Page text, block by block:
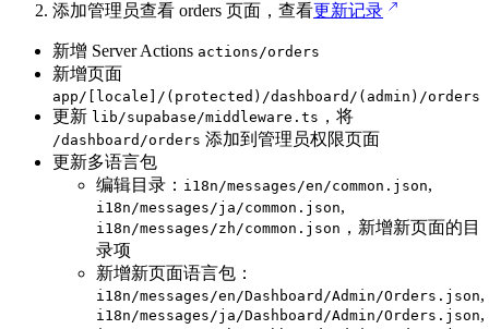
添加管理员查看 orders 页面，查看更新记录
新增 Server Actions actions/orders
新增页面
app/[locale]/(protected)/dashboard/(admin)/orders
更新 lib/supabase/middleware.ts ，将
/dashboard/orders 添加到管理员权限页面
更新多语言包
编辑目录： i18n/messages/en/common.json,
i18n/messages/ja/common.json,
i18n/messages/zh/common.json ，新增新页面的目
录项
新增新页面语言包：
i18n/messages/en/Dashboard/Admin/Orders.json,
i18n/messages/ja/Dashboard/Admin/Orders.json,